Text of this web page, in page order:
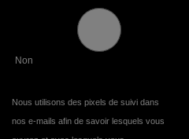
Non
Nous utilisons des pixels de suivi dans
nos e-mails afin de savoir lesquels vous